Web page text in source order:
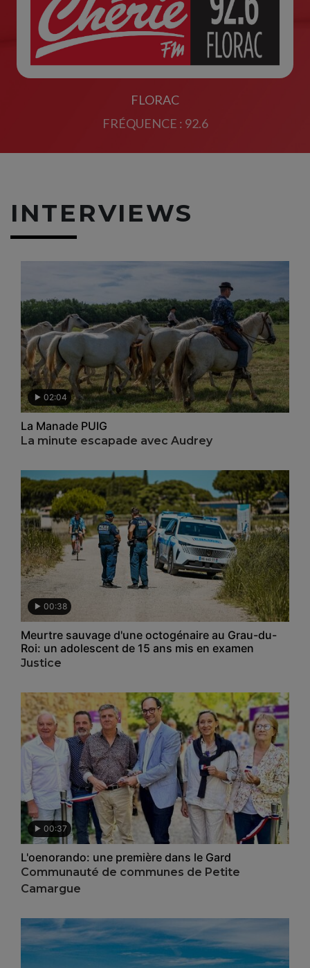
FLORAC
FRÉQUENCE : 92.6
INTERVIEWS
02:04
La Manade PUIG
La minute escapade avec Audrey
00:38
Meurtre sauvage d'une octogénaire au Grau-du-
Roi: un adolescent de 15 ans mis en examen
Justice
00:37
L'oenorando: une première dans le Gard
Communauté de communes de Petite
Camargue